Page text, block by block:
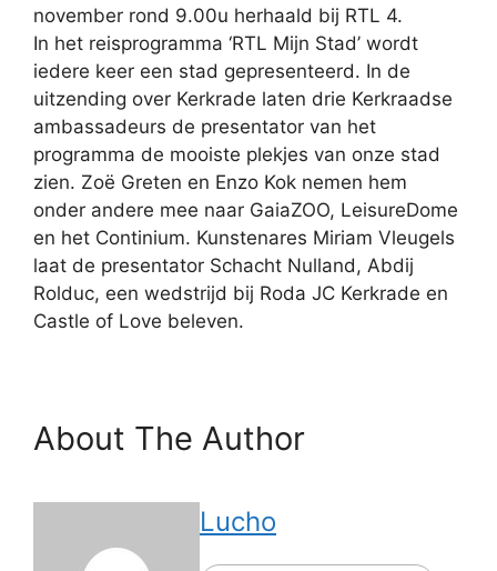
november rond 9.00u herhaald bij RTL 4.
In het reisprogramma ‘RTL Mijn Stad’ wordt
iedere keer een stad gepresenteerd. In de
uitzending over Kerkrade laten drie Kerkraadse
ambassadeurs de presentator van het
programma de mooiste plekjes van onze stad
zien. Zoë Greten en Enzo Kok nemen hem
onder andere mee naar GaiaZOO, LeisureDome
en het Continium. Kunstenares Miriam Vleugels
laat de presentator Schacht Nulland, Abdij
Rolduc, een wedstrijd bij Roda JC Kerkrade en
Castle of Love beleven.
About The Author
Lucho